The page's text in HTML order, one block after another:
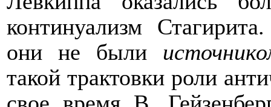
континуализм
они не были
такой трактовки роли